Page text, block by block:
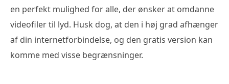
en perfekt mulighed for alle, der ønsker at omdanne
videofiler til lyd. Husk dog, at den i høj grad afhænger
af din internetforbindelse, og den gratis version kan
komme med visse begrænsninger.